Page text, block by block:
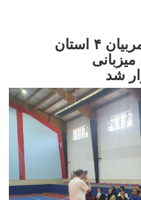
دوره دانش افزایی مربیان ۴ استان
شد